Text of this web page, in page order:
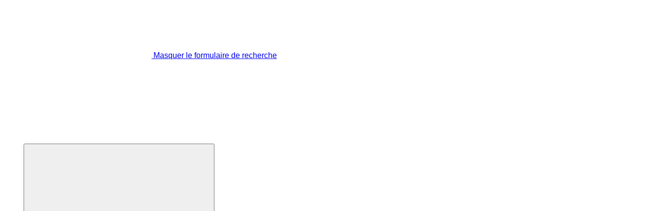
Masquer le formulaire de recherche